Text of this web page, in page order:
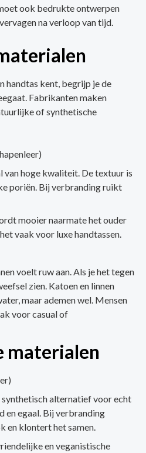
ook bedrukte ontwerpen
na verloop van tijd.
handtas kent, begrijp je de
Fabrikanten maken
of synthetische
van hoge kwaliteit. De textuur is
poriën. Bij verbranding ruikt
mooier naarmate het ouder
vaak voor luxe handtassen.
voelt ruw aan. Als je het tegen
zien. Katoen en linnen
maar ademen wel. Mensen
voor casual of
materialen
alternatief voor echt
en egaal. Bij verbranding
en klontert het samen.
en veganistische